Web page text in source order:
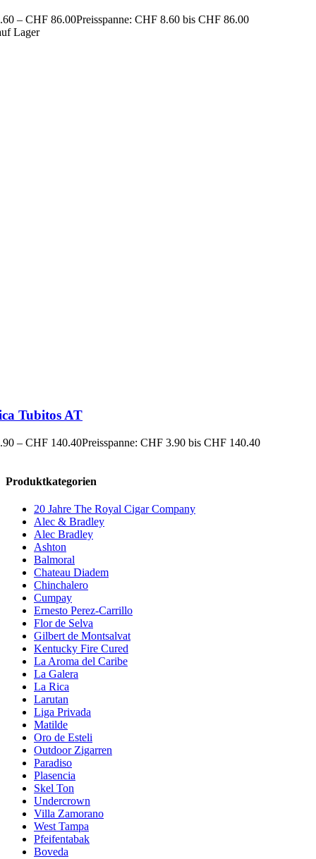
– CHF 86.00Preisspanne: CHF 8.60 bis CHF 86.00
Lager
Tubitos AT
– CHF 140.40Preisspanne: CHF 3.90 bis CHF 140.40
Produktkategorien
20 Jahre The Royal Cigar Company
Alec & Bradley
Alec Bradley
Ashton
Balmoral
Chateau Diadem
Chinchalero
Cumpay
Ernesto Perez-Carrillo
Flor de Selva
Gilbert de Montsalvat
Kentucky Fire Cured
La Aroma del Caribe
La Galera
La Rica
Larutan
Liga Privada
Matilde
Oro de Esteli
Outdoor Zigarren
Paradiso
Plasencia
Skel Ton
Undercrown
Villa Zamorano
West Tampa
Pfeifentabak
Boveda